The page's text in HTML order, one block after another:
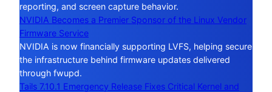
reporting, and screen capture behavior.
NVIDIA Becomes a Premier Sponsor of the Linux Vendor
Firmware Service
NVIDIA is now financially supporting LVFS, helping secure
the infrastructure behind firmware updates delivered
through fwupd.
Tails 7.10.1 Emergency Release Fixes Critical Kernel and